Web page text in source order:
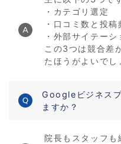
・カテゴリ選定
・口コミ数と投稿
・外部サイテー
この3つは競合差
たほうがよいでし
Googleビジネス
ますか？
院長もスタッフ